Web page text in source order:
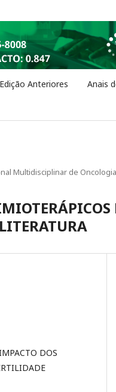
Edição Anteriores Anais
Multidisciplinar de
DOS